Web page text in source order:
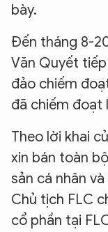
bày.
Đến tháng 8-
Văn Quyết
đảo chiếm
đã chiếm đoạt
Theo lời khai
xin bán toàn
sản cá nhân
Chủ tịch FLC
cổ phần tại